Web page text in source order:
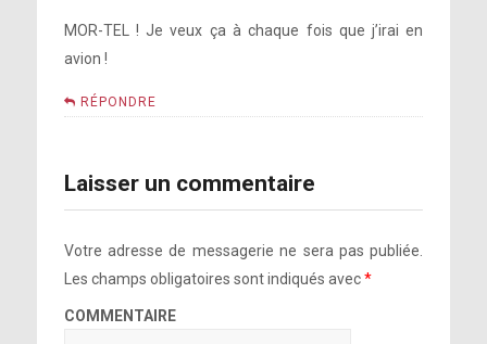
MOR-TEL ! Je veux ça à chaque fois que j’irai en
avion !
RÉPONDRE
Laisser un commentaire
Votre adresse de messagerie ne sera pas publiée.
Les champs obligatoires sont indiqués avec*
COMMENTAIRE